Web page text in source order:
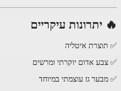
יתרונות עיקריים
איטליה
אדום יוקרתי ומרשים
גז עוצמתי במיוחד